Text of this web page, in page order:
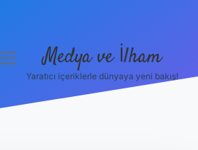
menüyüMedya ve İlham
Yaratıcı içeriklerle dünyaya yeni bakış!